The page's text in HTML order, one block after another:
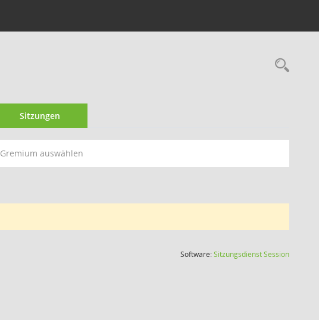
Sitzungen
Gremium auswählen
Software:SitzungsdienstSession(Wird in